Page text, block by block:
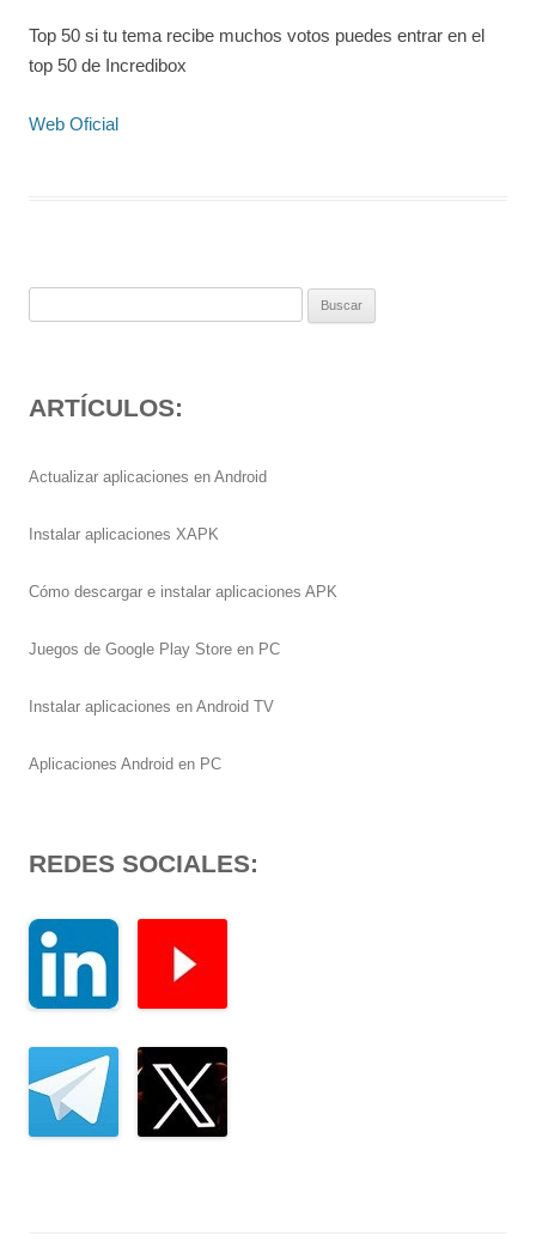
Top 50 si tu tema recibe muchos votos puedes entrar en el
top 50 de Incredibox
Web Oficial
ARTÍCULOS:
Actualizar aplicaciones en Android
Instalar aplicaciones XAPK
Cómo descargar e instalar aplicaciones APK
Juegos de Google Play Store en PC
Instalar aplicaciones en Android TV
Aplicaciones Android en PC
REDES SOCIALES: